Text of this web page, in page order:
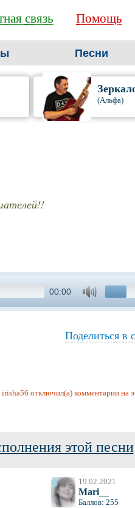
связь Помощь
Песни
(Альфа)
00:00
Поделиться в
irisha56 отключил(а) комментарии на
этой песни
19.02.2021
Mari__
Баллов: 255